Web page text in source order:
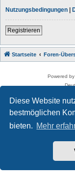
Diese Website
bestmöglichen
bieten. Mehr
Nutzungsbedingungen |
Registrieren
Startseite Foren-
Powered by